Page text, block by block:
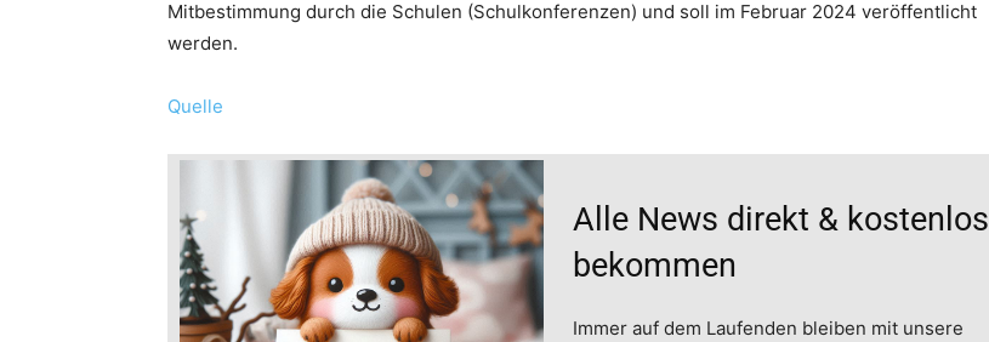
Mitbestimmung durch die Schulen (Schulkonferenzen) und soll im Februar 2024 veröffentlicht
werden.
Quelle
Alle News direkt & kostenlos
bekommen
Immer auf dem Laufenden bleiben mit unsere